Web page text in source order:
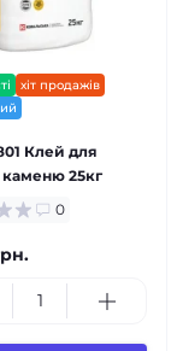
хіт продажів
Клей для
каменю 25кг
0